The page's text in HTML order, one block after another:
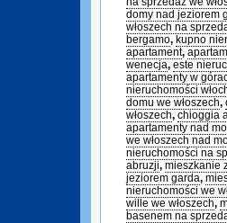
domy nad jeziorem
włoszech na
bergamo, kupno
apartament,
wenecja, este
apartamenty w
nieruchomości
domu we włoszech,
włoszech, chioggia
apartamenty nad
we włoszech nad
nieruchomości na
abruzji, mieszkanie
jeziorem garda,
nieruchomości we
wille we włoszech,
basenem na